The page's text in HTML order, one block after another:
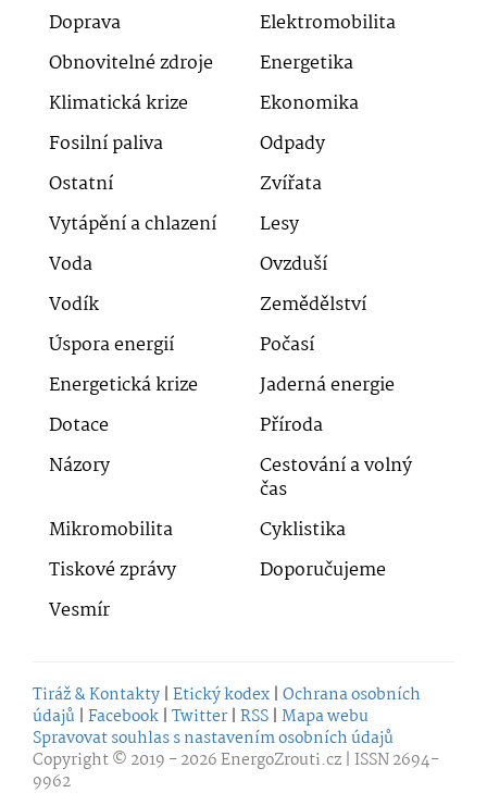
Doprava
Elektromobilita
Obnovitelné zdroje
Energetika
Klimatická krize
Ekonomika
Fosilní paliva
Odpady
Ostatní
Zvířata
Vytápění a chlazení
Lesy
Voda
Ovzduší
Vodík
Zemědělství
Úspora energií
Počasí
Energetická krize
Jaderná energie
Dotace
Příroda
Názory
Cestování a volný
čas
Mikromobilita
Cyklistika
Tiskové zprávy
Doporučujeme
Vesmír
Tiráž & Kontakty | Etický kodex | Ochrana osobních
údajů | Facebook | Twitter | RSS | Mapa webu
Spravovat souhlas s nastavením osobních údajů
Copyright © 2019 - 2026EnergoZrouti.cz | ISSN 2694-
9962